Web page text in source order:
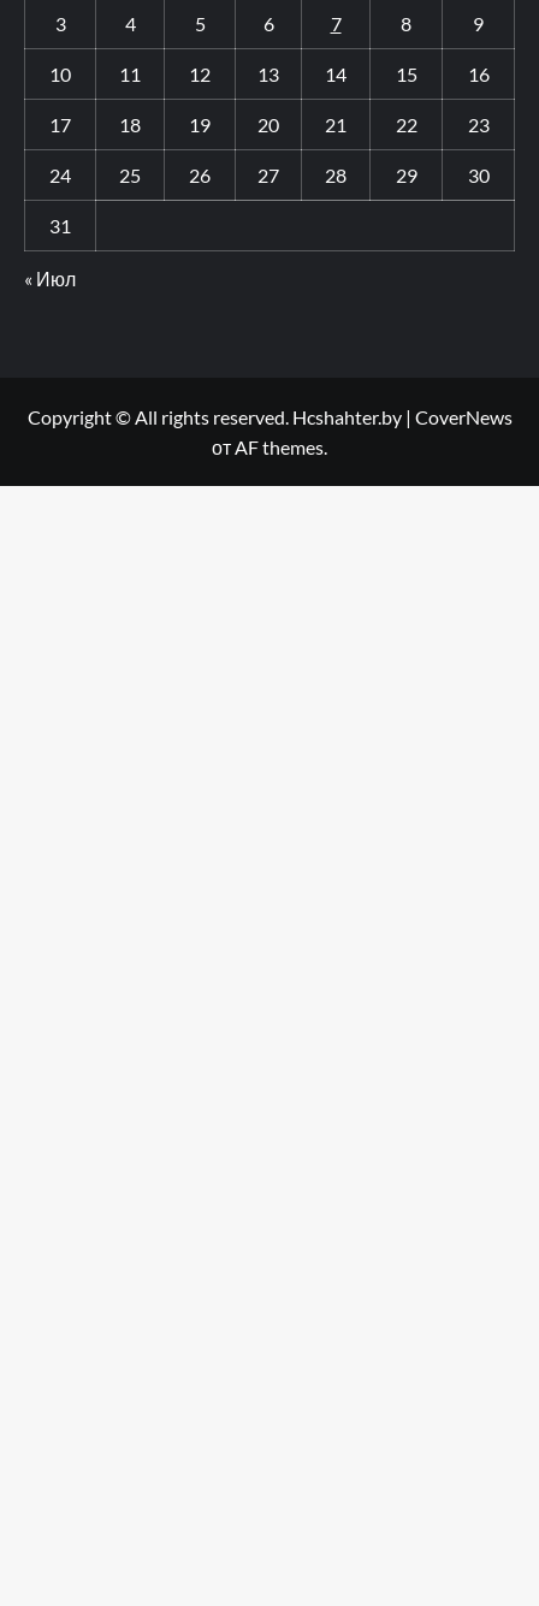
3 4 5 6 7 8 9
10 11 12 13 14 15 16
17 18 19 20 21 22 23
24 25 26 27 28 29 30
31
« Июл
Copyright © All rights reserved. Hcshahter.by | CoverNews
от AF themes.